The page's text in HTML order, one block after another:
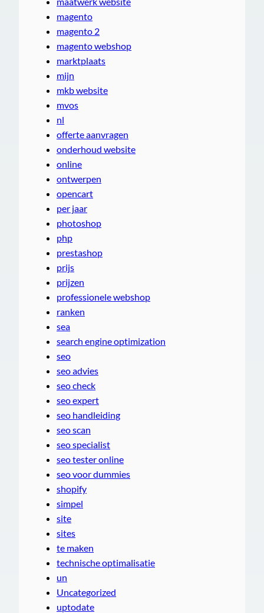
magento
magento 2
magento webshop
marktplaats
mijn
mkb website
mvos
nl
offerte aanvragen
onderhoud website
online
ontwerpen
opencart
per jaar
photoshop
php
prestashop
prijs
prijzen
professionele webshop
ranken
sea
search engine optimization
seo
seo advies
seo check
seo expert
seo handleiding
seo scan
seo specialist
seo tester online
seo voor dummies
shopify
simpel
site
sites
te maken
technische optimalisatie
un
Uncategorized
uptodate